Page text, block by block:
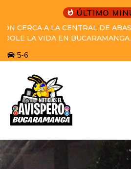
ÚLTIMO
PRETENDÍA HUIR A
COMETER EL HOMICIDIO Y EL